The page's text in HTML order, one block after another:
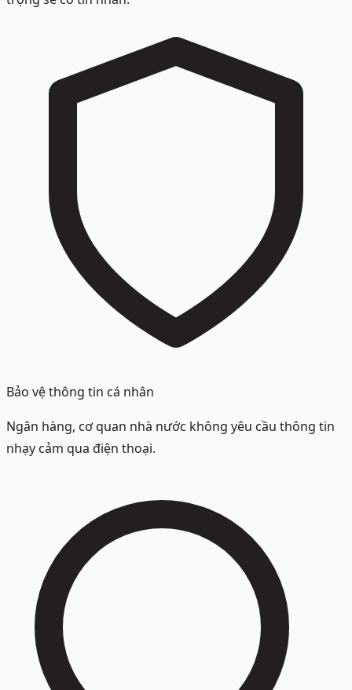
Bảo vệ thông tin cá nhân
Ngân hàng, cơ quan nhà nước không yêu cầu thông tin
nhạy cảm qua điện thoại.